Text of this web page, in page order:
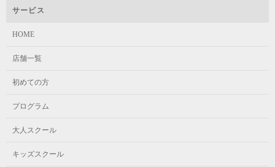
サービス
HOME
店舗一覧
初めての方
プログラム
大人スクール
キッズスクール